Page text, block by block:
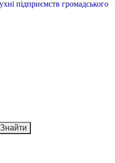
Знайти